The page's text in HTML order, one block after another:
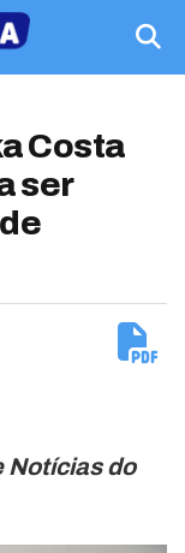
Costa
ser
Notícias do